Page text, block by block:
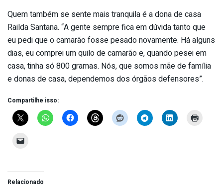
Quem também se sente mais tranquila é a dona de casa
Railda Santana. “A gente sempre fica em dúvida tanto que
eu pedi que o camarão fosse pesado novamente. Há alguns
dias, eu comprei um quilo de camarão e, quando pesei em
casa, tinha só 800 gramas. Nós, que somos mãe de família
e donas de casa, dependemos dos órgãos defensores”.
Compartilhe isso:
Relacionado